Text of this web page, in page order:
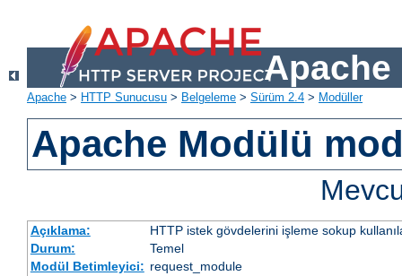
Apache
Apache > HTTP Sunucusu > Belgeleme > Sürüm 2.4 > Modüller
Apache Modülü
Açıklama:
HTTP istek gövdelerini işleme sokup
Durum:
Temel
Modül Betimleyici: request_module